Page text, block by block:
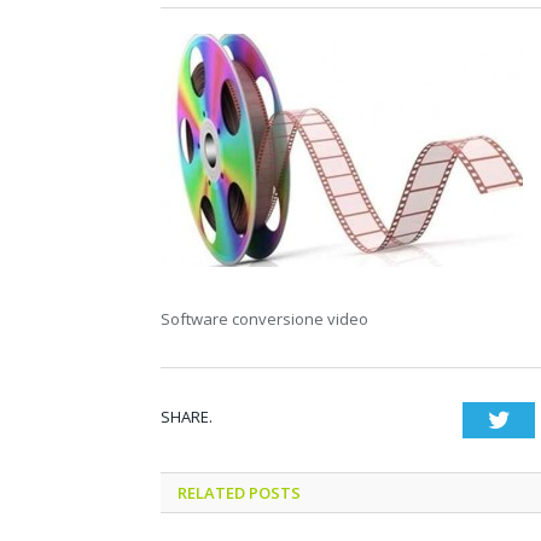
Software conversione video
SHARE.
RELATED POSTS